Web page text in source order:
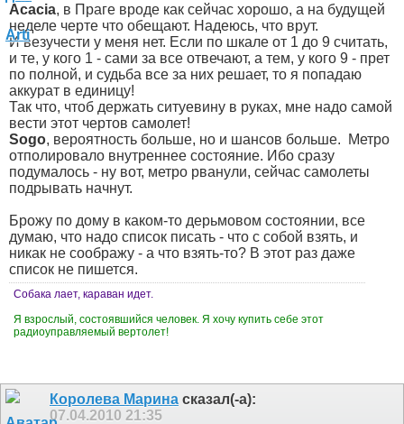
Acacia, в Праге вроде как сейчас хорошо, а на будущей
неделе черте что обещают. Надеюсь, что врут.
И везучести у меня нет. Если по шкале от 1 до 9 считать,
и те, у кого 1 - сами за все отвечают, а тем, у кого 9 - прет
по полной, и судьба все за них решает, то я попадаю
аккурат в единицу!
Так что, чтоб держать ситуевину в руках, мне надо самой
вести этот чертов самолет!
Sogo, вероятность больше, но и шансов больше.
Метро
отполировало внутреннее состояние. Ибо сразу
подумалось - ну вот, метро рванули, сейчас самолеты
подрывать начнут.
Брожу по дому в каком-то дерьмовом состоянии, все
думаю, что надо список писать - что с собой взять, и
никак не соображу - а что взять-то? В этот раз даже
список не пишется.
Собака лает, караван идет.
Я взрослый, состоявшийся человек. Я хочу купить себе этот
радиоуправляемый вертолет!
Королева Марина сказал(-а):
07.04.2010 21:35